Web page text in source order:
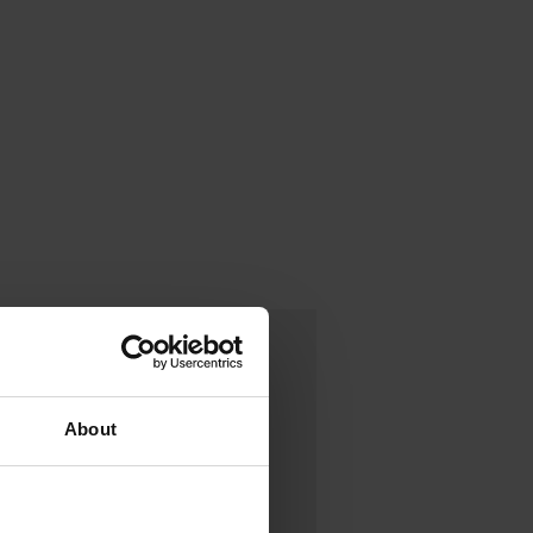
About
producentów
roku, a dzięki innowacjom